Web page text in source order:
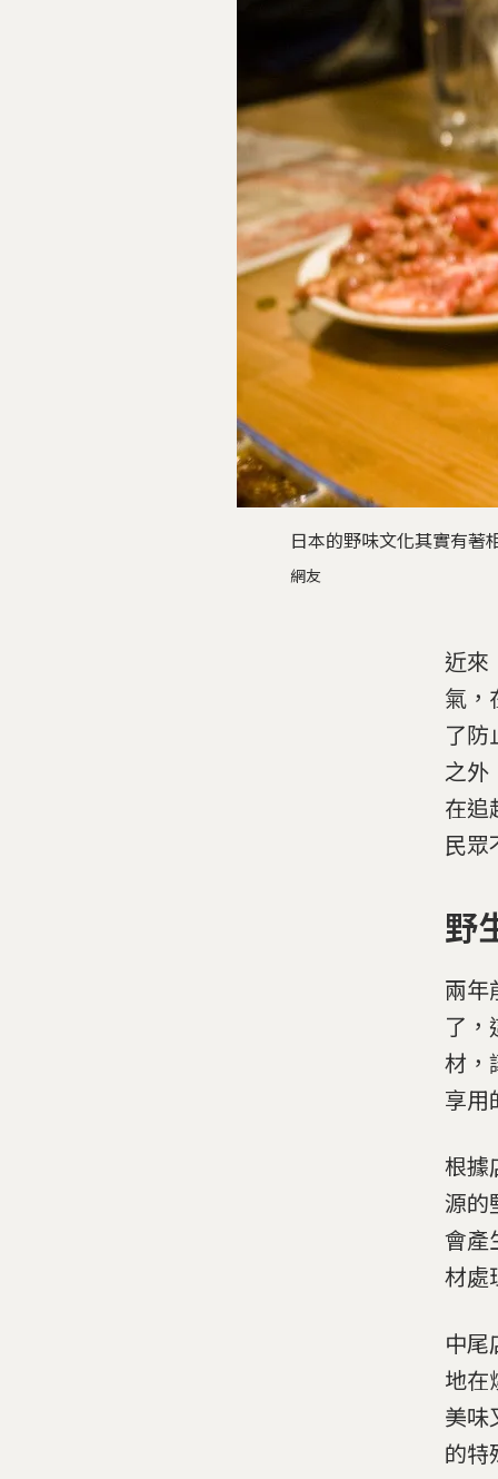
日本的野味文化其實有
網友
近來
氣，
了防
之外
在追
民眾
野
兩年
了，
材，
享用
根據
源的
會產
材處
中尾
地在
美味
的特